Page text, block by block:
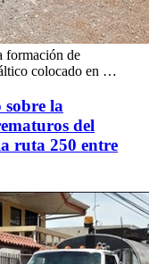
formación de
colocado en …
la
del
ruta 250 entre